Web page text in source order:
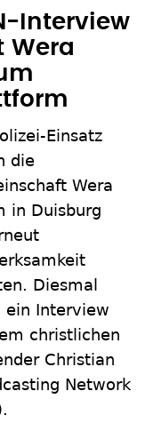
Interview
Wera
Einsatz
die
Wera
in Duisburg
Diesmal
ein Interview
christlichen
Christian
Network